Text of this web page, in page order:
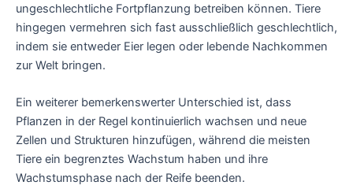
ungeschlechtliche Fortpflanzung betreiben können. Tiere
hingegen vermehren sich fast ausschließlich geschlechtlich,
indem sie entweder Eier legen oder lebende Nachkommen
zur Welt bringen.
Ein weiterer bemerkenswerter Unterschied ist, dass
Pflanzen in der Regel kontinuierlich wachsen und neue
Zellen und Strukturen hinzufügen, während die meisten
Tiere ein begrenztes Wachstum haben und ihre
Wachstumsphase nach der Reife beenden.